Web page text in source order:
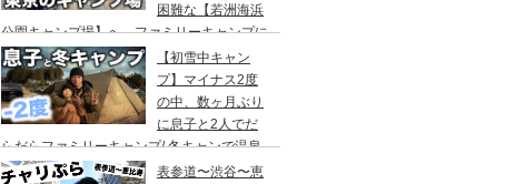
困難な【若洲海浜
公園キャンプ場】へ、ファミリーキャンプに
行ってきた。冬キャンプもキャンプギアを上
手に使えば暖かくて楽しい♪
【初雪中キャン
プ】マイナス2度
の中、数ヶ月ぶり
に息子と2人でだ
らだらファミリーキャンプ/ 冬キャンで温泉
入って焚き火して超絶楽しかった。大野路キ
表参道〜渋谷〜恵